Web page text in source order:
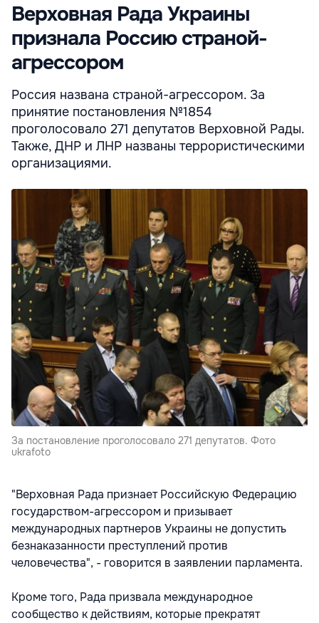
Верховная Рада Украины
признала Россию страной-
агрессором
Россия названа страной-агрессором. За
принятие постановления №1854
проголосовало 271 депутатов Верховной Рады.
Также, ДНР и ЛНР названы террористическими
организациями.
За постановление проголосовало 271 депутатов. Фото
ukrafoto
"Верховная Рада признает Российскую Федерацию
государством-агрессором и призывает
международных партнеров Украины не допустить
безнаказанности преступлений против
человечества", - говорится в заявлении парламента.
Кроме того, Рада призвала международное
сообщество к действиям, которые прекратят